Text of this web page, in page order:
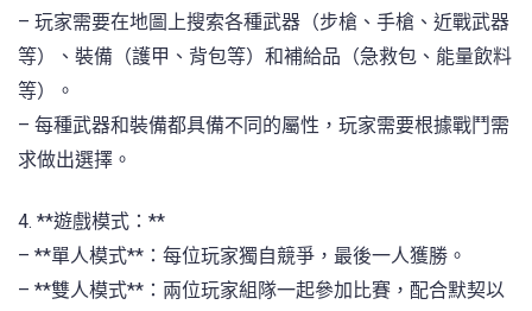
– 玩家需要在地圖上搜索各種武器（步槍、手槍、近戰武器
等）、裝備（護甲、背包等）和補給品（急救包、能量飲料
等）。
– 每種武器和裝備都具備不同的屬性，玩家需要根據戰鬥需
求做出選擇。
4. **遊戲模式：**
– **單人模式**：每位玩家獨自競爭，最後一人獲勝。
– **雙人模式**：兩位玩家組隊一起參加比賽，配合默契以